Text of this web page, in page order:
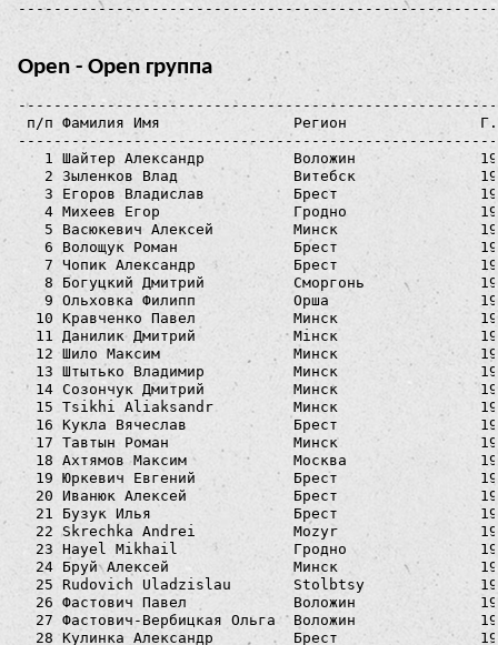
Open - Open группа
------------------------------------------------------------------------------------------
 п/п Фамилия Имя               Регион               Г.р.  Номер  Пр Результат  Место Прим.
------------------------------------------------------------------------------------------
   1 Шайтер Александр          Воложин              1983    729     0:35:03      1   
   2 Зыленков Влад             Витебск              1996    703     0:39:13      2   
   3 Егоров Владислав          Брест                1996    444     0:42:56      3   
   4 Михеев Егор               Гродно               1987    604     0:45:18      4   
   5 Васюкевич Алексей         Минск                1996    620     0:46:46      5   
   6 Волощук Роман             Брест                1986    733     0:47:21      6   
   7 Чопик Александр           Брест                1988    712     0:47:55      7   
   8 Богуцкий Дмитрий          Сморгонь             1997    721     0:48:26      8   
   9 Ольховка Филипп           Орша                 1992    725     0:49:24      9   
  10 Кравченко Павел           Минск                1989    660     0:49:30     10   
  11 Данилик Дмитрий           Мінск                1983    619     0:50:07     11   
  12 Шило Максим               Минск                1997    633     0:50:52     12   
  13 Штытько Владимир          Минск                1990    605     0:50:52     12   
  14 Созончук Дмитрий          Минск                1996    670     0:50:54     14   
  15 Tsikhi Aliaksandr         Минск                1992    671     0:50:55     15   
  16 Кукла Вячеслав            Брест                1997    735     0:51:42     16   
  17 Тавтын Роман              Минск                1997    707     0:52:22     17   
  18 Ахтямов Максим            Москва               1994    731     0:53:16     18   
  19 Юркевич Евгений           Брест                1983    662     0:53:39     19   
  20 Иванюк Алексей            Брест                1986    678     0:53:39     19   
  21 Бузук Илья                Брест                1990    781     0:53:39     19   
  22 Skrechka Andrei           Mozyr                1971    637     0:53:47     22   
  23 Hayel Mikhail             Гродно               1989    752     0:53:57     23   
  24 Бруй Алексей              Минск                1994    772     0:54:04     24   
  25 Rudovich Uladzislau       Stolbtsy             1993    719     0:54:04     24   
  26 Фастович Павел            Воложин              1989    674     0:54:32     26   
  27 Фастович-Вербицкая Ольга  Воложин              1988    675     0:54:33     27   
  28 Кулинка Александр         Брест                1990    780     0:54:36     28   
  29 Королько Николай          Минск                1989    728     0:54:44     29   
  30 Ярмончик Игорь            Брест                1985    740     0:55:03     30   
  31 Морозов Сергей            Солигорск            1998    765     0:55:11     31   
  32 Демидова Анастасия        Подольск             1996    764     0:55:35     32   
  33 Шевяков Максим            Минск                1998    673     0:55:56     33   
  34 Диковицкий Даниил         Минск                2002    679     0:55:58     34   
  35 Кучук Руслан              Минск                1986    722     0:56:14     35   
  36 Букраба Александр         Брест                1988    734     0:56:40     36   
  37 Федотова Марта            Минск                1992    726     0:56:56     37   
  38 Панасюк Александр         Брест                1996    753     0:57:37     38   
  39 Чижик Алексей             Гомель               1995    743     0:58:05     39   
  40 Жабинский Евгений         Сморгонь             1988    654     0:58:06     40   
  41 Горбунов Олег             Сморгонь             1989    656     0:58:06     40   
  42 Пукшта Сергей             Сморгонь             1993    655     0:58:07     42   
  43 Масовец Артем             Минск                1990    759     0:58:24     43   
  44 Толкачев Павел            Жлобин               1996    606     0:58:39     44   
  45 Казленок Настасся         Мінсе                1992    628     0:58:48     45   
  46 Огренич Александр         Минск                1983    608     0:59:33     46   
  47 Валько Ирина              Брест                1982    761     1:00:26     47   
  48 Садовников Дмитрий        Брест                1978    755     1:00:26     47   
  49 Назаренко Николай         Минск                1998    653     1:00:29     49   
  50 Статкевич Руслан          Минск                1996    657     1:00:29     49   
  51 Лукуть Алеся              Минск                1989    643     1:01:13     51   
  52 Кретов Борис              Минск                1992    644     1:01:13     51   
  53 Шаститко Никита           Минск                2001    769     1:01:22     53   
  54 Гарай Анастасия           Речица               1997    766     1:01:26     54   
  55 Стрелков Антон            Минск                1996    754     1:01:26     54   
  56 Гринько Сергей            Минск                1997    779     1:01:26     54   
  57 Прокопчик Алексей         Ошмяны               1999    778     1:01:26     54   
  58 Кадовба Евгений           Речица               1999    767     1:01:27     58   
  59 Шпак Юрий                 Минск                1983    723     1:02:08     59   
  60 Касперович Коля           Борисов              1991    664     1:02:11     60   
  61 Чалей Мария               Борисов              1995    665     1:02:12     61   
  62 Романюк Сергей            Минск                1981    638     1:03:16     62   
  63 Телегин Александр         Минск                1993    724     1:03:35     63   
  64 Решетило Роман            Солигорск            1990    635     1:03:35     63   
  65 Ходанович Роман           Брест                1983    623     1:04:24     65   
  66 Скоблик